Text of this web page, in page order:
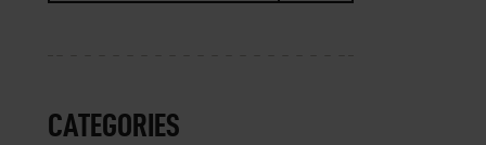
CATEGORIES